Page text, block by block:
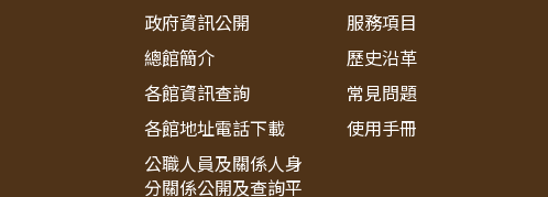
政府資訊公開
總館簡介
各館資訊查詢
各館地址電話下載
公職人員及關係人身
分關係公開及查詢平
服務項目
歷史沿革
常見問題
使用手冊